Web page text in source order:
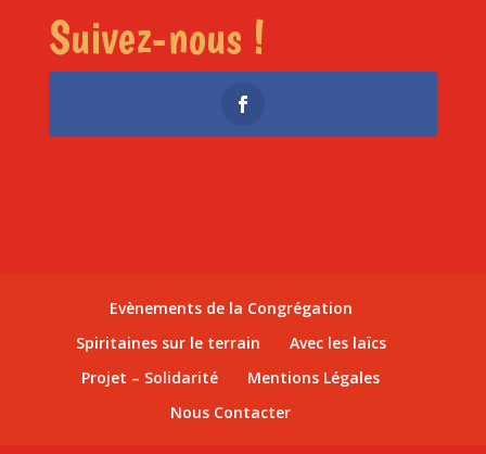
Suivez-nous !
Evènements de la Congrégation
Spiritaines sur le terrain
Avec les laïcs
Projet – Solidarité
Mentions Légales
Nous Contacter